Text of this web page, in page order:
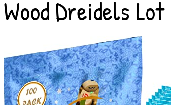
Laits
2e
de
croissance
Wood Dreidels